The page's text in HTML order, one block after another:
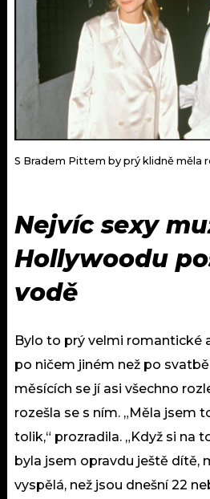
S Bradem Pittem by prý klidně měla
Nejvíc sexy
Hollywoodu
vodě
Bylo to prý velmi romantické
po ničem jiném než po
měsících se jí asi všechno
rozešla se s ním. „Měla jsem
tolik,“ prozradila. „Když si na
byla jsem opravdu ještě dítě,
vyspělá, než jsou dnešní 22